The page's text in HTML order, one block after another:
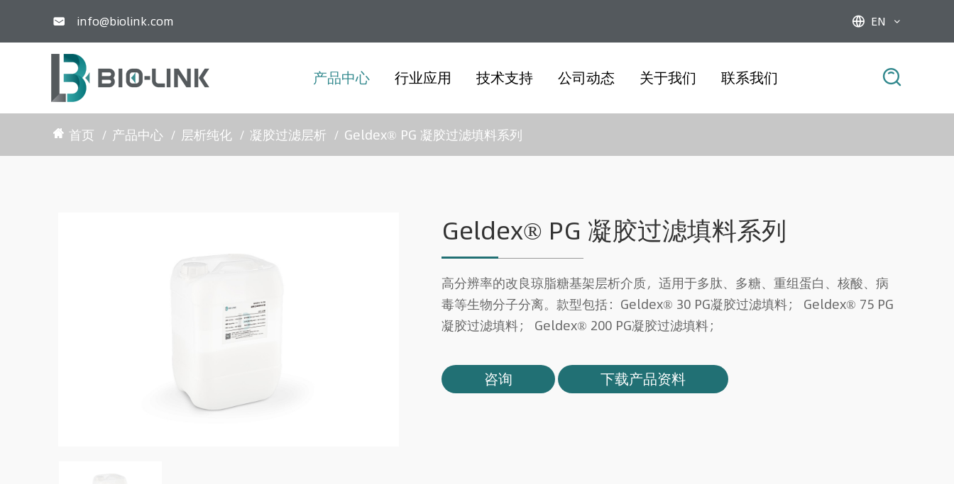
 info@biolink.com  EN 
产品中心 行业应用 技术支持 公司动态 关于我们 联系我们 
首页 产品中心 层析纯化 凝胶过滤层析 Geldex® PG 凝胶过滤填料系列
Geldex® PG 凝胶过滤填料系列
高分辨率的改良琼脂糖基架层析介质，适用于多肽、多糖、重组蛋白、核酸、病
毒等生物分子分离。款型包括： ​Geldex® 30 PG凝胶过滤填料； Geldex® 75 PG
凝胶过滤填料； Geldex® 200 PG凝胶过滤填料；
咨询 下载产品资料